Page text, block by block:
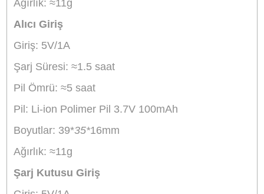
avantajdır.
Uzun Pil Ömrü
Ulanzi A30, uzun süreli kullanım için ideal
bataryaya sahiptir. 10 saatten fazla
kullanım sağlayan batarya, uzun çekim
günlerinde ve seyahatlerde kullanıcıya
enerji tasarrufu teknolojisi, mikrofonu
bir şekilde kullanmanızı sağlar.
Yüksek Ses Kalitesi